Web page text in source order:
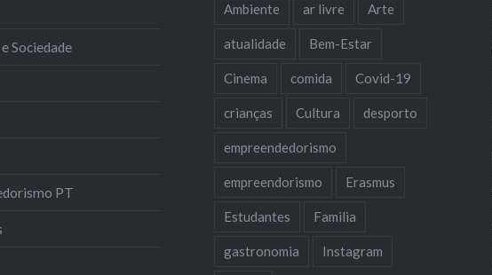
Sociedade
PT
Ambiente ar livre Arte
atualidade Bem-Estar
Cinema comida Covid-19
crianças Cultura desporto
empreendedorismo
empreendorismo Erasmus
Estudantes Familia
gastronomia Instagram